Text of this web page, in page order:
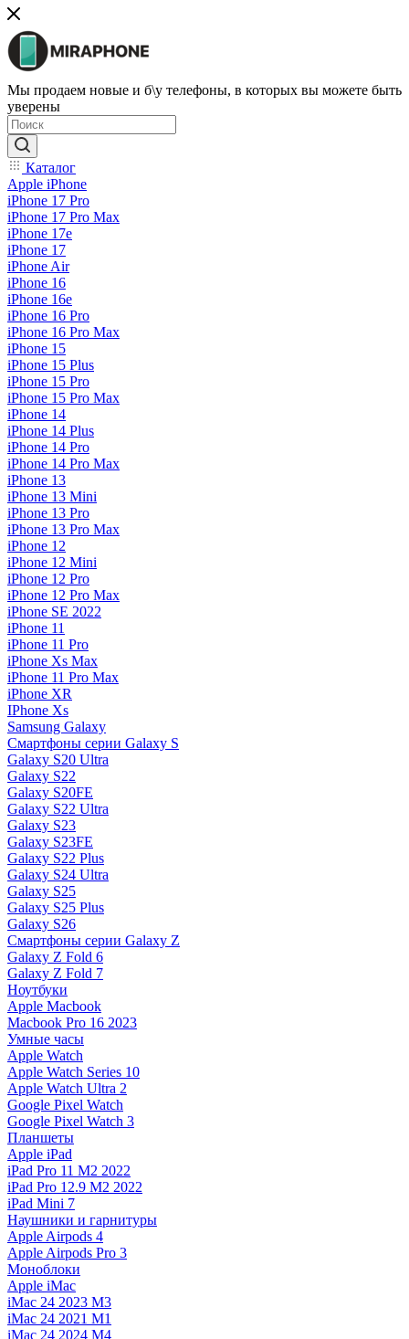
Мы продаем новые и б\у телефоны, в которых вы можете быть
уверены
Каталог
Apple iPhone
iPhone 17 Pro
iPhone 17 Pro Max
iPhone 17e
iPhone 17
iPhone Air
iPhone 16
iPhone 16e
iPhone 16 Pro
iPhone 16 Pro Max
iPhone 15
iPhone 15 Plus
iPhone 15 Pro
iPhone 15 Pro Max
iPhone 14
iPhone 14 Plus
iPhone 14 Pro
iPhone 14 Pro Max
iPhone 13
iPhone 13 Mini
iPhone 13 Pro
iPhone 13 Pro Max
iPhone 12
iPhone 12 Mini
iPhone 12 Pro
iPhone 12 Pro Max
iPhone SE 2022
iPhone 11
iPhone 11 Pro
iPhone Xs Max
iPhone 11 Pro Max
iPhone XR
IPhone Xs
Samsung Galaxy
Смартфоны серии Galaxy S
Galaxy S20 Ultra
Galaxy S22
Galaxy S20FE
Galaxy S22 Ultra
Galaxy S23
Galaxy S23FE
Galaxy S22 Plus
Galaxy S24 Ultra
Galaxy S25
Galaxy S25 Plus
Galaxy S26
Смартфоны серии Galaxy Z
Galaxy Z Fold 6
Galaxy Z Fold 7
Ноутбуки
Apple Macbook
Macbook Pro 16 2023
Умные часы
Apple Watch
Apple Watch Series 10
Apple Watch Ultra 2
Google Pixel Watch
Google Pixel Watch 3
Планшеты
Apple iPad
iPad Pro 11 M2 2022
iPad Pro 12.9 M2 2022
iPad Mini 7
Наушники и гарнитуры
Apple Airpods 4
Apple Airpods Pro 3
Моноблоки
Apple iMac
iMac 24 2023 M3
iMac 24 2021 M1
iMac 24 2024 M4